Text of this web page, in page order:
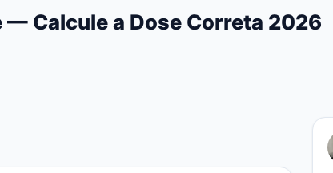
Calcule a Dose Correta 2026